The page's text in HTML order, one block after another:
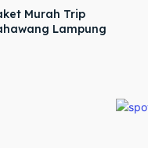
Murah Trip
Lampung